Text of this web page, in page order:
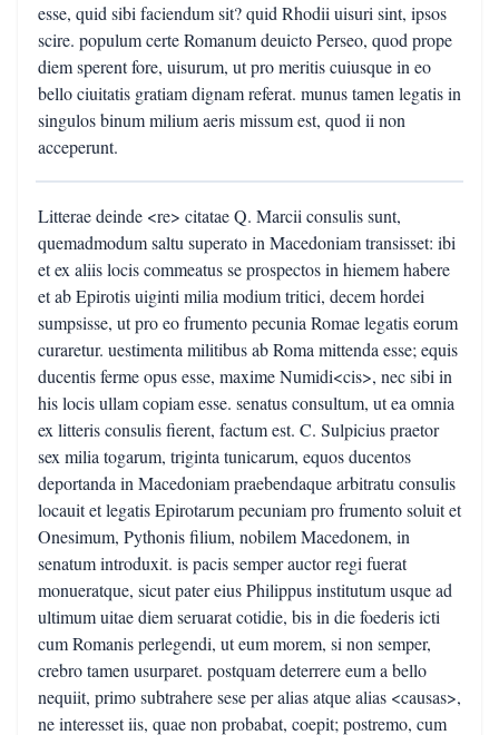
esse, quid sibi faciendum sit? quid Rhodii uisuri sint, ipsos
scire. populum certe Romanum deuicto Perseo, quod prope
diem sperent fore, uisurum, ut pro meritis cuiusque in eo
bello ciuitatis gratiam dignam referat. munus tamen legatis in
singulos binum milium aeris missum est, quod ii non
acceperunt.
Litterae deinde <re> citatae Q. Marcii consulis sunt,
quemadmodum saltu superato in Macedoniam transisset: ibi
et ex aliis locis commeatus se prospectos in hiemem habere
et ab Epirotis uiginti milia modium tritici, decem hordei
sumpsisse, ut pro eo frumento pecunia Romae legatis eorum
curaretur. uestimenta militibus ab Roma mittenda esse; equis
ducentis ferme opus esse, maxime Numidi<cis>, nec sibi in
his locis ullam copiam esse. senatus consultum, ut ea omnia
ex litteris consulis fierent, factum est. C. Sulpicius praetor
sex milia togarum, triginta tunicarum, equos ducentos
deportanda in Macedoniam praebendaque arbitratu consulis
locauit et legatis Epirotarum pecuniam pro frumento soluit et
Onesimum, Pythonis filium, nobilem Macedonem, in
senatum introduxit. is pacis semper auctor regi fuerat
monueratque, sicut pater eius Philippus institutum usque ad
ultimum uitae diem seruarat cotidie, bis in die foederis icti
cum Romanis perlegendi, ut eum morem, si non semper,
crebro tamen usurparet. postquam deterrere eum a bello
nequiit, primo subtrahere sese per alias atque alias <causas>,
ne interesset iis, quae non probabat, coepit; postremo, cum